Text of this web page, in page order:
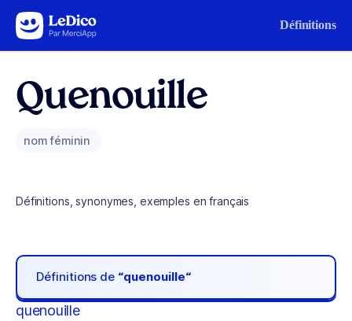
Aller au contenu Définitions
Quenouille
nom féminin
Définitions, synonymes, exemples en français
Définitions de “quenouille“
quenouille